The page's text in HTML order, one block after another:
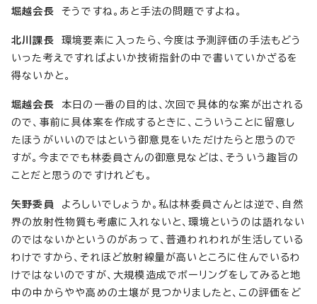
堀越会長 そうですね。あと手法の問題ですよね。
北川課長 環境要素に入ったら、今度は予測評価の手法もどう
いった考えですればよいか技術指針の中で書いていかざるを
得ないかと。
堀越会長 本日の一番の目的は、次回で具体的な案が出される
ので、事前に具体案を作成するときに、こういうことに留意し
たほうがいいのではという御意見をいただけたらと思うので
すが。今まででも林委員さんの御意見などは、そういう趣旨の
ことだと思うのですけれども。
矢野委員 よろしいでしょうか。私は林委員さんとは逆で、自然
界の放射性物質も考慮に入れないと、環境というのは語れない
のではないかというのがあって、普通われわれが生活している
わけですから、それほど放射線量が高いところに住んでいるわ
けではないのですが、大規模造成でボーリングをしてみると地
中の中からやや高めの土壌が見つかりましたと、この評価をど